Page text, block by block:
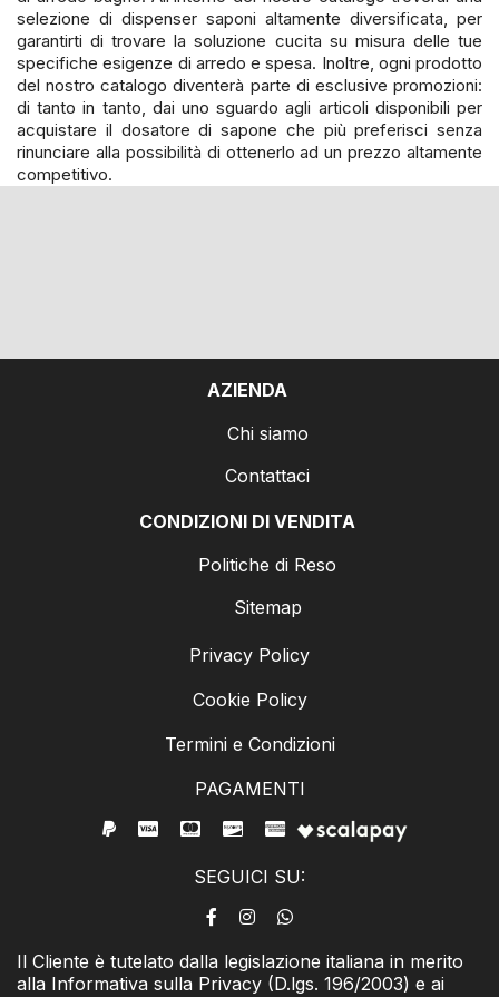
selezione di dispenser saponi altamente diversificata, per
garantirti di trovare la soluzione cucita su misura delle tue
specifiche esigenze di arredo e spesa. Inoltre, ogni prodotto
del nostro catalogo diventerà parte di esclusive promozioni:
di tanto in tanto, dai uno sguardo agli articoli disponibili per
acquistare il dosatore di sapone che più preferisci senza
rinunciare alla possibilità di ottenerlo ad un prezzo altamente
competitivo.
AZIENDA
Chi siamo
Contattaci
CONDIZIONI DI VENDITA
Politiche di Reso
Sitemap
Privacy Policy
Cookie Policy
Termini e Condizioni
PAGAMENTI
SEGUICI SU:
Il Cliente è tutelato dalla legislazione italiana in merito
alla Informativa sulla Privacy (D.lgs. 196/2003) e ai